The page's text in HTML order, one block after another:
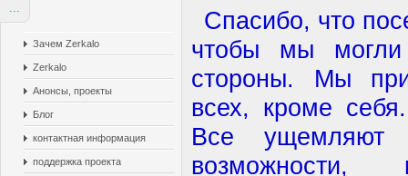
...
Зачем Zerkalо
Zerkalo
Анонсы, проекты
Блог
контактная информация
поддержка проекта
Спасибо, что
чтобы мы
стороны. Мы
всех, кроме
Все ущемляют
возможности,